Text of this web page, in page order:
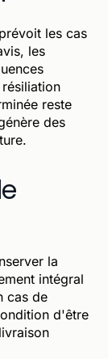
les cas
les
reste
des
la
intégral
cas de
d'être